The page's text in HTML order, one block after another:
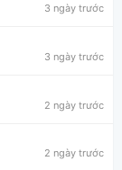
3 ngày trước
3 ngày trước
2 ngày trước
2 ngày trước